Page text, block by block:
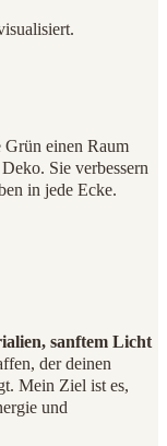
einen Raum
Sie verbessern
in jede Ecke.
sanftem Licht
der deinen
Mein Ziel ist es,
und